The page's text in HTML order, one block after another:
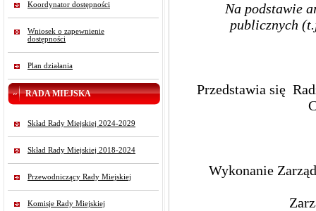
Koordynator dostępności
Wniosek o zapewnienie
dostępności
Plan działania
RADA MIEJSKA
Skład Rady Miejskiej 2024-2029
Skład Rady Miejskiej 2018-2024
Przewodniczący Rady Miejskiej
Komisje Rady Miejskiej
Na podstawie
publicznych
Przedstawia się
Wykonanie